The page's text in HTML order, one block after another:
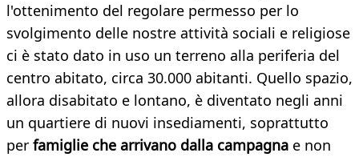
l'ottenimento del regolare permesso per lo
svolgimento delle nostre attività sociali e religiose
ci è stato dato in uso un terreno alla periferia del
centro abitato, circa 30.000 abitanti. Quello spazio,
allora disabitato e lontano, è diventato negli anni
un quartiere di nuovi insediamenti, soprattutto
per famiglie che arrivano dalla campagna e non